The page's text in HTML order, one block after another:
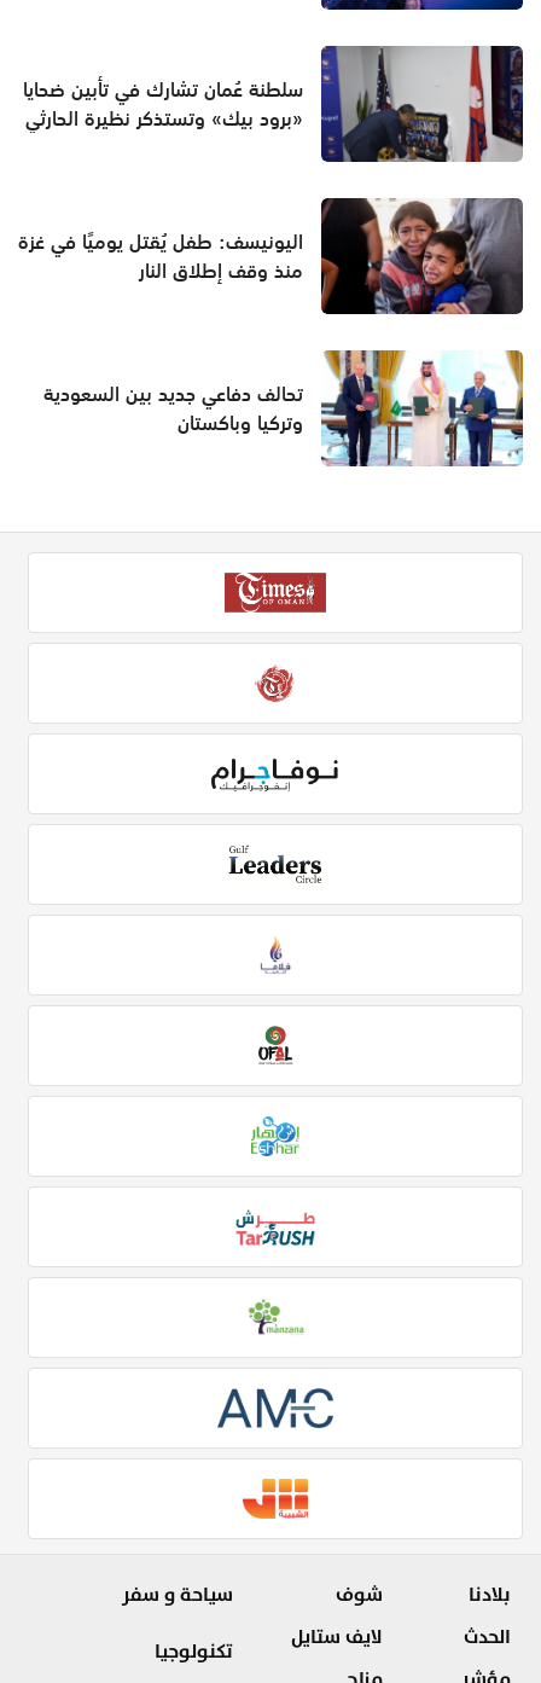
سلطنة عُمان تشارك في تأبين ضحايا
«برود بيك» وتستذكر نظيرة الحارثي
اليونيسف: طفل يُقتل يوميًا في غزة
منذ وقف إطلاق النار
تحالف دفاعي جديد بين السعودية
وتركيا وباكستان
بلادنا
الحدث
شوف
لايف ستايل
سياحة و سفر
تكنولوجيا